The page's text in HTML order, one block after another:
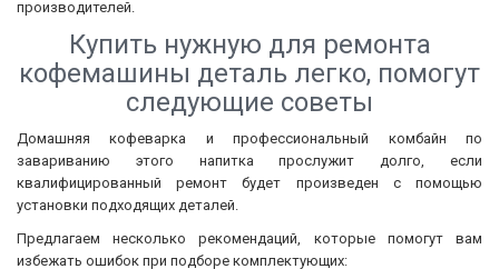
производителей.
Купить нужную для ремонта
кофемашины деталь легко, помогут
следующие советы
Домашняя кофеварка и профессиональный комбайн по
завариванию этого напитка прослужит долго, если
квалифицированный ремонт будет произведен с помощью
установки подходящих деталей.
Предлагаем несколько рекомендаций, которые помогут вам
избежать ошибок при подборе комплектующих: